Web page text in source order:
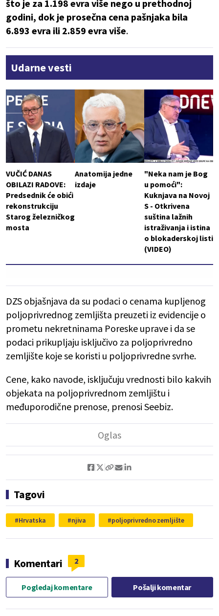
što je za 1.198 evra više nego u prethodnoj
godini, dok je prosečna cena pašnjaka bila
6.893 evra ili 2.859 evra više.
Udarne vesti
VUČIĆ DANAS
OBILAZI RADOVE:
Predsednik će obići
rekonstrukciju
Starog železničkog
mosta
Anatomija jedne
izdaje
"Neka nam je Bog
u pomoći":
Kuknjava na Novoj
S - Otkrivena
suština lažnih
istraživanja i istina
o blokaderskoj listi
(VIDEO)
DZS objašnjava da su podaci o cenama kupljenog
poljoprivrednog zemljišta preuzeti iz evidencije o
prometu nekretninama Poreske uprave i da se
podaci prikupljaju isključivo za poljoprivredno
zemljište koje se koristi u poljoprivredne svrhe.
Cene, kako navode, isključuju vrednosti bilo kakvih
objekata na poljoprivrednom zemljištu i
međuporodične prenose, prenosi Seebiz.
Tagovi
Hrvatska njiva poljoprivredno zemljište
Komentari 2
Pogledaj komentare Pošalji komentar